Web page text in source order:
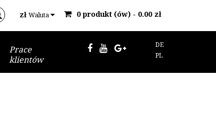
zł Waluta 0 produkt (ów) - 0.00 zł
Prace
klientów
DE
PL